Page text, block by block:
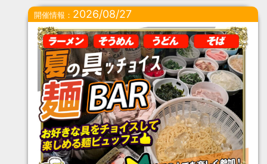
開催情報： 2026/08/27